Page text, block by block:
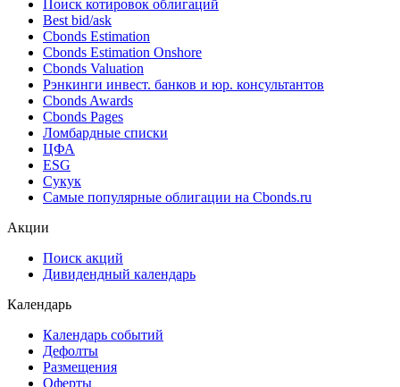
Поиск облигаций & Карты рынка
Поиск облигаций (ИИ)
Ближайшие размещения (Россия)
Поиск котировок облигаций
Best bid/ask
Cbonds Estimation
Cbonds Estimation Onshore
Cbonds Valuation
Рэнкинги инвест. банков и юр. консультантов
Cbonds Awards
Cbonds Pages
Ломбардные списки
ESG
Самые популярные облигации на Cbonds.ru
Дивидендный календарь
Календарь